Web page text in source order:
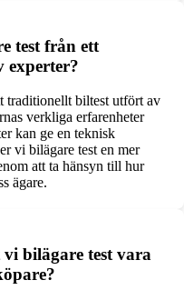
test från ett
experter?
traditionellt biltest utfört av
verkliga erfarenheter
kan ge en teknisk
vi bilägare test en mer
att ta hänsyn till hur
ägare.
bilägare test vara